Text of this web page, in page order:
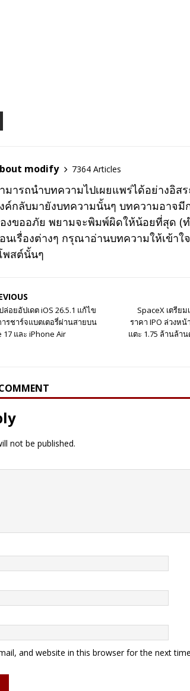
modify 7364 Articles
มารถนำบทความไปเผยแพร่ได้อย่างอิส
ค์กลับมายังบทความนั้นๆ บทความอาจมี
งขออภัย พยามจะพิมพ์ผิดให้น้อยที่สุด (
เรื่องต่างๆ กรุณาอ่านบทความให้เข้า
พสต์นั้นๆ
ล่อยอัปเดต iOS 26.5.1 แก้ไข
รชาร์จแบตเตอรี่ผ่านสายบน
17 และ iPhone Air
SpaceX เตรีย
ราคา IPO ล่วงห
แตะ 1.75 ล้านล้า
not be published.
and website in this browser for the next